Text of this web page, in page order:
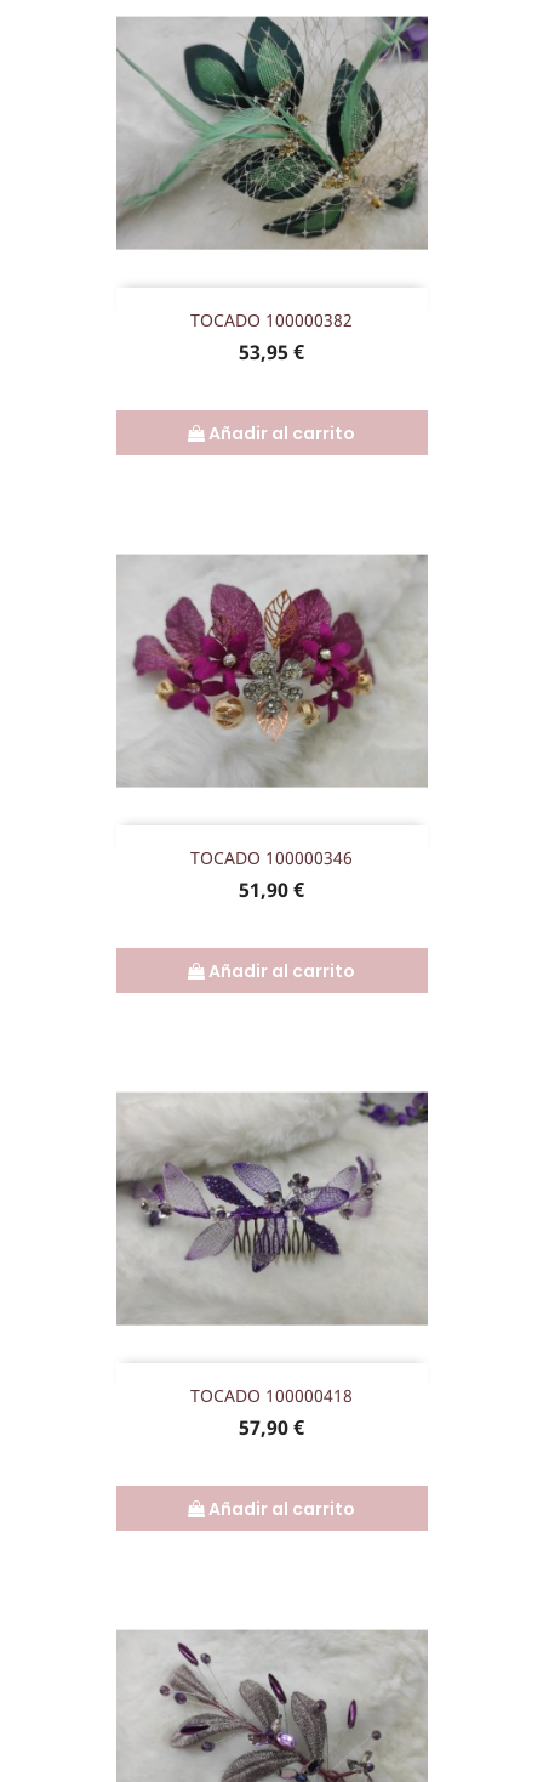
TOCADO 100000382
Precio
53,95 €
Añadir al carrito
TOCADO 100000346
Precio
51,90 €
Añadir al carrito
TOCADO 100000418
Precio
57,90 €
Añadir al carrito